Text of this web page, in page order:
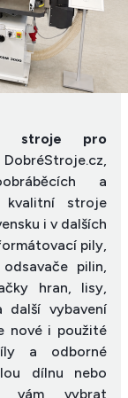
stroje pro
a
kvalitní stroje
i v dalších
pily,
pilin,
hran, lisy,
další vybavení
nové i použité
a odborné
dílnu nebo
vám vybrat